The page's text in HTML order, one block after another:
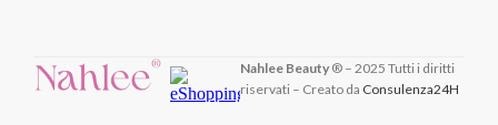
Nahlee Beauty® – 2025 Tutti i diritti
riservati – Creato da Consulenza24H